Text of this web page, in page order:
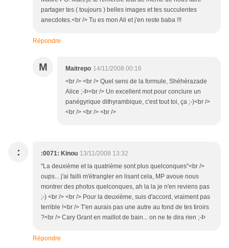
partager tes ( toujours ) belles images et tes succulentes
anecdotes.<br /> Tu es mon Ali et j'en reste baba !!!
Répondre
M Maitrepo 14/11/2008 00:16
<br /> <br /> Quel sens de la formule, Shéhérazade
Alice ;-Þ<br /> Un excellent mot pour conclure un
panégyrique dithyrambique, c'est tout toi, ça ;-)<br />
<br /> <br /> <br />
: :0071: Kinou 13/11/2008 13:32
"La deuxième et la quatrième sont plus quelconques"<br />
oups... j'ai failli m'étrangler en lisant cela, MP avoue nous
montrer des photos quelconques, ah la la je n'en reviens pas
;-) <br /> <br /> Pour la deuxième, suis d'accord, vraiment pas
terrible !<br /> T'en aurais pas une autre au fond de tes tiroirs
?<br /> Cary Grant en maillot de bain... on ne te dira rien ;-Þ
Répondre